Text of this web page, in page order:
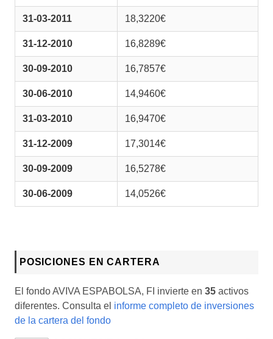
31-03-2011 18,3220€
31-12-2010 16,8289€
30-09-2010 16,7857€
30-06-2010 14,9460€
31-03-2010 16,9470€
31-12-2009 17,3014€
30-09-2009 16,5278€
30-06-2009 14,0526€
POSICIONES EN CARTERA
El fondo AVIVA ESPABOLSA, FI invierte en 35 activos
diferentes. Consulta el informe completo de inversiones
de la cartera del fondo